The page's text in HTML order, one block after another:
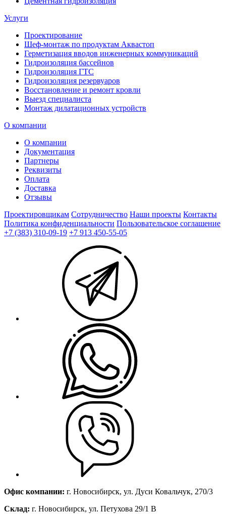
Услуги
Проектирование
Шеф-монтаж по продуктам Аквастоп
Герметизация вводов инженерных коммуникаций
Гидроизоляция бассейнов
Гидроизоляция ГТС
Гидроизоляция резервуаров
Восстановление и ремонт кровли
Выезд специалиста
Монтаж дилатационных устройств
О компании
О компании
Документация
Партнеры
Реквизиты
Оплата
Доставка
Отзывы
Проектировщикам Сотрудничество Наши проекты Контакты
Политика конфиденциальности Пользовательское соглашение
+7 (383) 310-09-19 +7 913 450-55-05
Офис компании: г. Новосибирск, ул. Дуси Ковальчук, 270/3
Склад: г. Новосибирск, ул. Петухова 29/1 В